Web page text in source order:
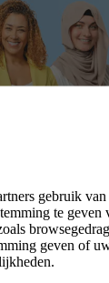
gebruik
te
geven of